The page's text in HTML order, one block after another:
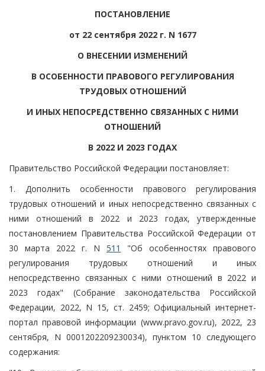
ПОСТАНОВЛЕНИЕ
от 22 сентября 2022 г. N 1677
О ВНЕСЕНИИ ИЗМЕНЕНИЙ
В ОСОБЕННОСТИ ПРАВОВОГО РЕГУЛИРОВАНИЯ
ТРУДОВЫХ ОТНОШЕНИЙ
И ИНЫХ НЕПОСРЕДСТВЕННО СВЯЗАННЫХ С НИМИ
ОТНОШЕНИЙ
В 2022 И 2023 ГОДАХ
Правительство Российской Федерации постановляет:
1. Дополнить особенности правового регулирования
трудовых отношений и иных непосредственно связанных с
ними отношений в 2022 и 2023 годах, утвержденные
постановлением Правительства Российской Федерации от
30 марта 2022 г. N 511
"Об особенностях правового
регулирования трудовых отношений и иных
непосредственно связанных с ними отношений в 2022 и
2023 годах" (Собрание законодательства Российской
Федерации, 2022, N 15, ст. 2459; Официальный интернет-
портал правовой информации (www.pravo.gov.ru), 2022, 23
сентября, N 0001202209230034), пунктом 10 следующего
содержания: